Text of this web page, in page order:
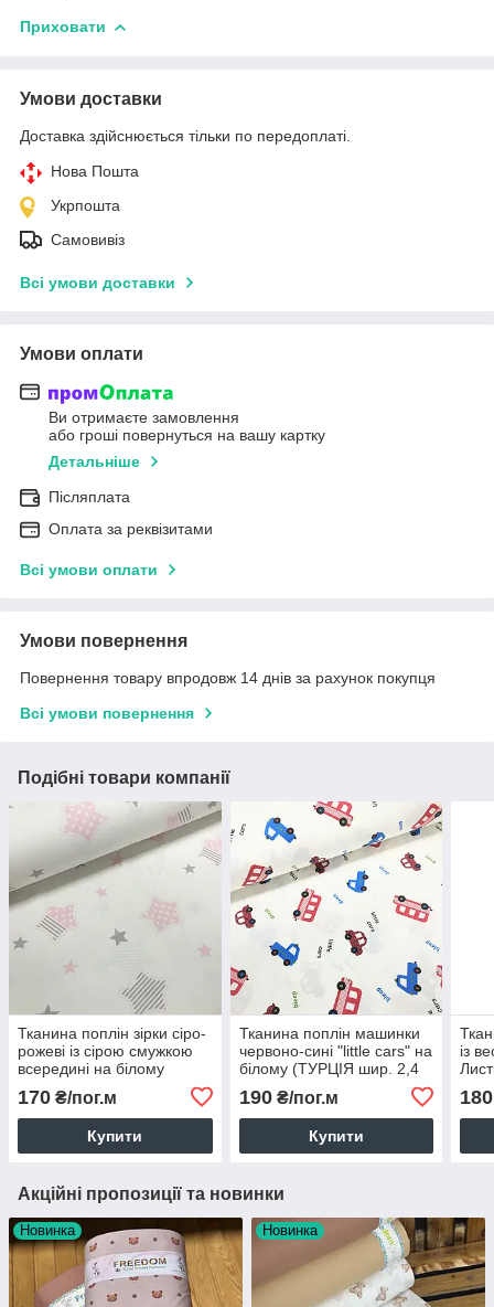
Приховати
Умови доставки
Доставка здійснюється тільки по передоплаті.
Нова Пошта
Укрпошта
Самовивіз
Всі умови доставки
Умови оплати
Ви отримаєте замовлення
або гроші повернуться на вашу картку
Детальніше
Післяплата
Оплата за реквізитами
Всі умови оплати
Умови повернення
Повернення товару впродовж 14 днів за рахунок покупця
Всі умови повернення
Подібні товари компанії
Тканина поплін зірки сіро-
рожеві із сірою смужкою
всередині на білому
(ТУРЦІЯ шир. 2,4 м) (R-
FR-0176)
170 ₴/пог.м
Купити
Тканина поплін машинки
червоно-сині "little cars" на
білому (ТУРЦІЯ шир. 2,4
190₴/пог.м
Купити
із
180
Акційні пропозиції та новинки
Новинка Новинка